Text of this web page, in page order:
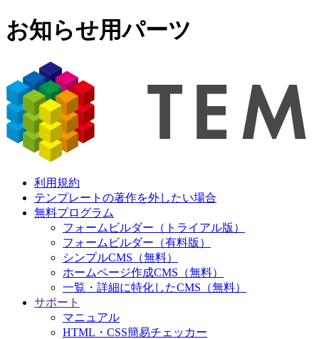
お知らせ用パーツ
利用規約
テンプレートの著作を外したい場合
無料プログラム
フォームビルダー（トライアル版）
フォームビルダー（有料版）
シンプルCMS（無料）
ホームページ作成CMS（無料）
一覧・詳細に特化したCMS（無料）
サポート
マニュアル
HTML・CSS簡易チェッカー